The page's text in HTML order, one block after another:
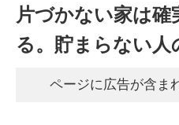
片づかない家は
る。貯まらない人
ページに広告が含ま